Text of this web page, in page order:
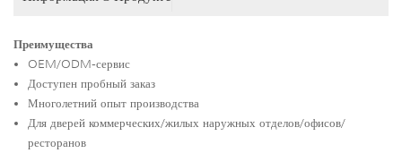
Преимущества
OEM/ODM-сервис
Доступен пробный заказ
Многолетний опыт производства
Для дверей коммерческих/жилых наружных отделов/офисов/
ресторанов